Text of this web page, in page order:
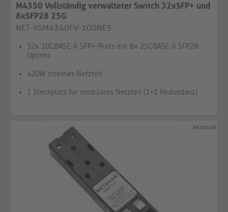
M4350 Vollständig verwalteter Switch 32xSFP+ und
8xSFP28 25G
NET-XSM4340FV-100NES
32x 10GBASE-X SFP+-Ports mit 8x 25GBASE-X SFP28-
Uplinks
420W internes Netzteil
1 Steckplatz für modulares Netzteil (1+1 Redundanz)